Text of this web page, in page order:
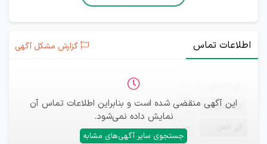
اطلاعات تماس گزارش مشکل آگهی
این آگهی منقضی شده است و بنابراین اطلاعات تماس آن
نمایش داده نمی‌شود.
جستجوی سایر آگهی‌های مشابه
ایمیل —
—